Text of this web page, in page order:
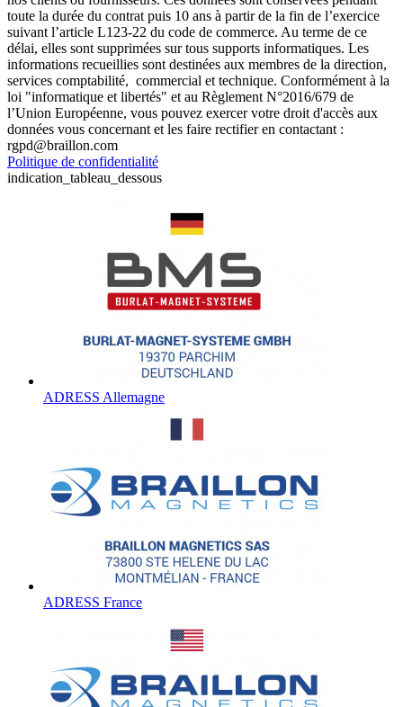
toute la durée du contrat puis 10 ans à partir de la fin de l’exercice
suivant l’article L123-22 du code de commerce. Au terme de ce
délai, elles sont supprimées sur tous supports informatiques. Les
informations recueillies sont destinées aux membres de la direction,
services comptabilité, commercial et technique. Conformément à la
loi "informatique et libertés" et au Règlement N°2016/679 de
l’Union Européenne, vous pouvez exercer votre droit d'accès aux
données vous concernant et les faire rectifier en contactant :
rgpd@braillon.com
Politique de confidentialité
indication_tableau_dessous
ADRESS Allemagne
ADRESS France